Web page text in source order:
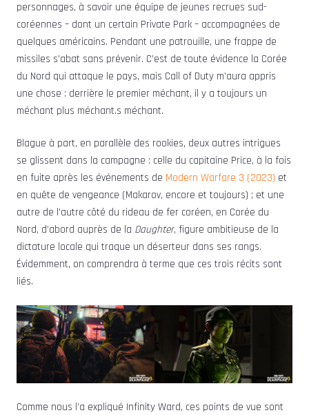
personnages, à savoir une équipe de jeunes recrues sud-
coréennes – dont un certain Private Park – accompagnées de
quelques américains. Pendant une patrouille, une frappe de
missiles s’abat sans prévenir. C’est de toute évidence la Corée
du Nord qui attaque le pays, mais Call of Duty m’aura appris
une chose : derrière le premier méchant, il y a toujours un
méchant plus méchant.s méchant.
Blague à part, en parallèle des rookies, deux autres intrigues
se glissent dans la campagne : celle du capitaine Price, à la fois
en fuite après les événements de Modern Warfare 3 (2023) et
en quête de vengeance (Makarov, encore et toujours) ; et une
autre de l’autre côté du rideau de fer coréen, en Corée du
Nord, d’abord auprès de la Daughter, figure ambitieuse de la
dictature locale qui traque un déserteur dans ses rangs.
Évidemment, on comprendra à terme que ces trois récits sont
liés.
Comme nous l’a expliqué Infinity Ward, ces points de vue sont